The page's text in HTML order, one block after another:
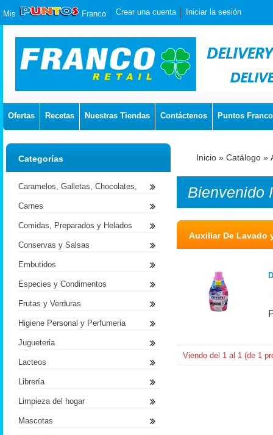
Mis Franco Crear una cuenta Iniciar la sesión
Ofertas Recetas Nuestras Tiendas Contáctenos Puntos Franco
Inicio » Catálogo »
Bienvenido
Auxiliar De Lavado
Viendo del 1 al 1 (de 1
Categorías
Caramelos, Galletas, Chocolates,
Carnes
Comidas, Preparados y Helados
Conservas y Salsas
Embutidos
Especies y Condimentos
Frutas y Verduras
Higiene Personal y Perfumeria
Jugueteria
Lacteos
Librería
Limpieza del hogar
Mascotas